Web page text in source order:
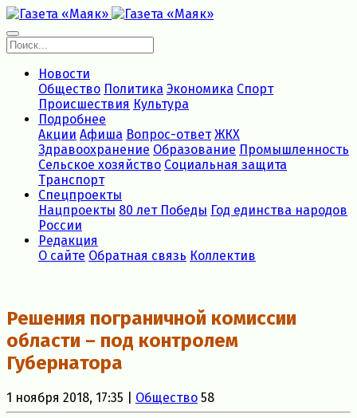
Новости
Общество Политика Экономика Спорт
Происшествия Культура
Подробнее
Акции Афиша Вопрос-ответ ЖКХ
Здравоохранение Образование Промышленность
Сельское хозяйство Социальная защита
Транспорт
Спецпроекты
Нацпроекты 80 лет Победы Год единства народов
России
Редакция
О сайте Обратная связь Коллектив
Решения пограничной комиссии
области – под контролем
Губернатора
1 ноября 2018, 17:35 | Общество 58